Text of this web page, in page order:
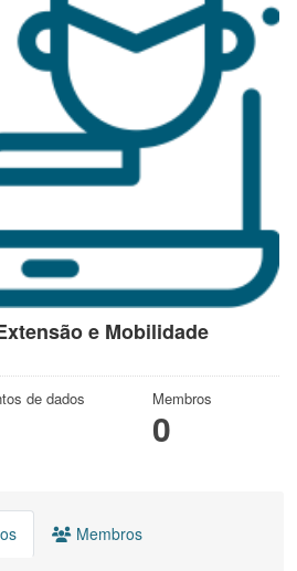
e Mobilidade
de dados Membros
0
Membros